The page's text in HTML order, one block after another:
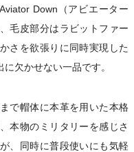
Down（アビエーター
毛皮部分はラビットファー
さを欲張りに同時実現した
欠かせない一品です。
で帽体に本革を用いた本格
本物のミリタリーを感じさ
、同時に普段使いにも気軽